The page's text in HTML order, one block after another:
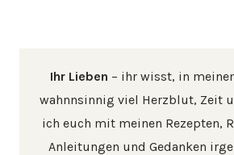
Ihr Lieben – ihr wisst, in
wahnnsinnig viel Herzblut, Zeit
ich euch mit meinen Rezepten,
Anleitungen und Gedanken